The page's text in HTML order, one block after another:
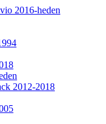
2016-heden
2012-2018